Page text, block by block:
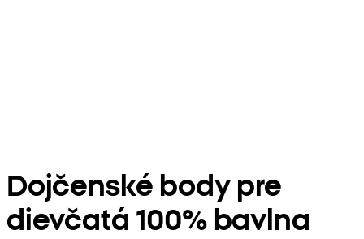
Dojčenské body pre
dievčatá 100% bavlna